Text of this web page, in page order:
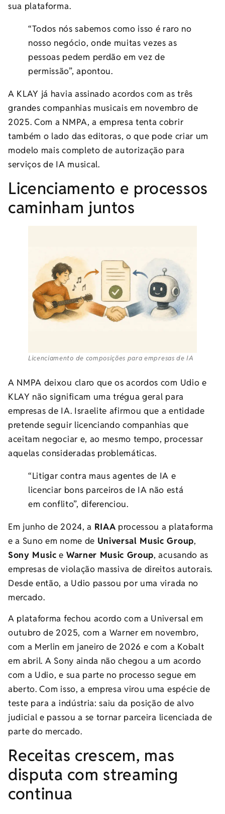
sua plataforma.
“Todos nós sabemos como isso é raro no
nosso negócio, onde muitas vezes as
pessoas pedem perdão em vez de
permissão”, apontou.
A KLAY já havia assinado acordos com as três
grandes companhias musicais em novembro de
2025. Com a NMPA, a empresa tenta cobrir
também o lado das editoras, o que pode criar um
modelo mais completo de autorização para
serviços de IA musical.
Licenciamento e processos
caminham juntos
Licenciamento de composições para empresas de IA
A NMPA deixou claro que os acordos com Udio e
KLAY não significam uma trégua geral para
empresas de IA. Israelite afirmou que a entidade
pretende seguir licenciando companhias que
aceitam negociar e, ao mesmo tempo, processar
aquelas consideradas problemáticas.
“Litigar contra maus agentes de IA e
licenciar bons parceiros de IA não está
em conflito”, diferenciou.
Em junho de 2024, a RIAA processou a plataforma
e a Suno em nome de Universal Music Group,
Sony Music e Warner Music Group, acusando as
empresas de violação massiva de direitos autorais.
Desde então, a Udio passou por uma virada no
mercado.
A plataforma fechou acordo com a Universal em
outubro de 2025, com a Warner em novembro,
com a Merlin em janeiro de 2026 e com a Kobalt
em abril. A Sony ainda não chegou a um acordo
com a Udio, e sua parte no processo segue em
aberto. Com isso, a empresa virou uma espécie de
teste para a indústria: saiu da posição de alvo
judicial e passou a se tornar parceira licenciada de
parte do mercado.
Receitas crescem, mas
disputa com streaming
continua